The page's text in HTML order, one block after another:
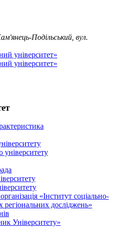
Подільський, вул.
університету
«Інститут соціально-
регіональних досліджень»
Університету»